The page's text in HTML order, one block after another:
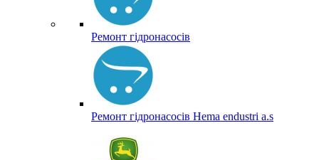
Ремонт гідронасосів
Ремонт гідронасосів Hema endustri a.s